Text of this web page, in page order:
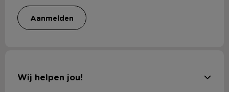
aanmelden
Wij helpen jou!